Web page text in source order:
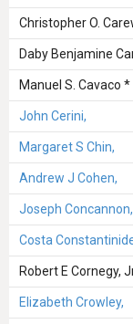
Christopher O.
Daby Benjamine
Manuel S. Cavaco *
John Cerini,
Margaret S Chin,
Andrew J Cohen,
Joseph Concannon,
Costa
Robert E Cornegy,
Elizabeth Crowley,